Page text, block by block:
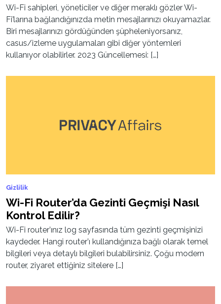
Wi-Fi sahipleri, yöneticiler ve diğer meraklı gözler Wi-
Fi’larına bağlandığınızda metin mesajlarınızı okuyamazlar.
Biri mesajlarınızı gördüğünden şüpheleniyorsanız,
casus/izleme uygulamaları gibi diğer yöntemleri
kullanıyor olabilirler. 2023 Güncellemesi: […]
Gizlilik
Wi-Fi Router’da Gezinti Geçmişi Nasıl
Kontrol Edilir?
Wi-Fi router’ınız log sayfasında tüm gezinti geçmişinizi
kaydeder. Hangi router’ı kullandığınıza bağlı olarak temel
bilgileri veya detaylı bilgileri bulabilirsiniz. Çoğu modern
router, ziyaret ettiğiniz sitelere […]